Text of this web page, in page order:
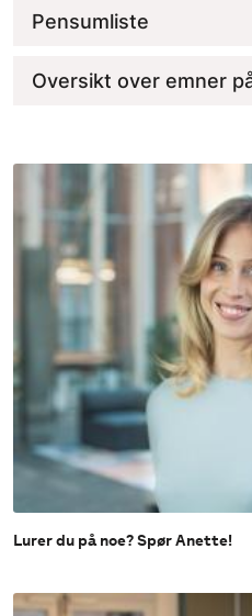
Pensumliste
Oversikt over emner
Lurer du på noe? Spør Anette!